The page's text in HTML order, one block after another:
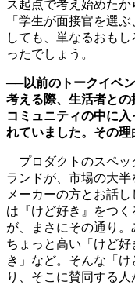
ス起点で考え始めた
「学生が面接官を選
しても、単なるおも
ったでしょう。
──以前のトークイベ
考える際、生活者と
コミュニティの中に
れていました。その理
プロダクトのスペッ
ランドが、市場の大
メーカーの方とお話
は『けど好き』をつ
が、まさにその通り。
ちょっと高い「けど
き」など。そんな「
り、そこに賛同する